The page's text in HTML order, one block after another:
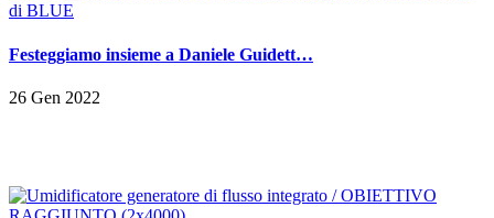
Festeggiamo insieme a Daniele Guidett…
26 Gen 2022